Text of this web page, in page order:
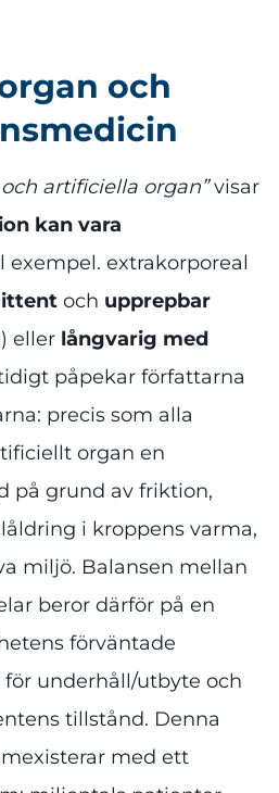
och
och artificiella organ”visar
kan vara
exempel. extrakorporeal
och upprepbar
eller långvarig med
påpekar författarna
precis som alla
organ en
på grund av friktion,
i kroppens varma,
miljö. Balansen mellan
beror därför på en
förväntade
underhåll/utbyte och
tillstånd. Denna
med ett